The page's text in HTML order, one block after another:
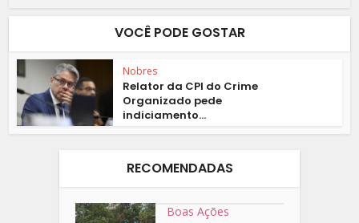
VOCÊ PODE GOSTAR
Nobres
Relator da CPI do Crime
Organizado pede
indiciamento...
RECOMENDADAS
Boas Ações